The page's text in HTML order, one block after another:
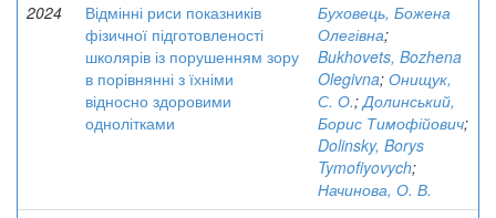
2024
Відмінні риси показників
фізичної підготовленості
школярів із порушенням зору
в порівнянні з їхніми
відносно здоровими
однолітками
Буховець, Божена
Олегівна;
Bukhovets, Bozhena
Olegivna; Онищук,
С. О.;Долинський,
Борис Тимофійович;
Dolinsky, Borys
Tymofiyovych;
Начинова, О. В.